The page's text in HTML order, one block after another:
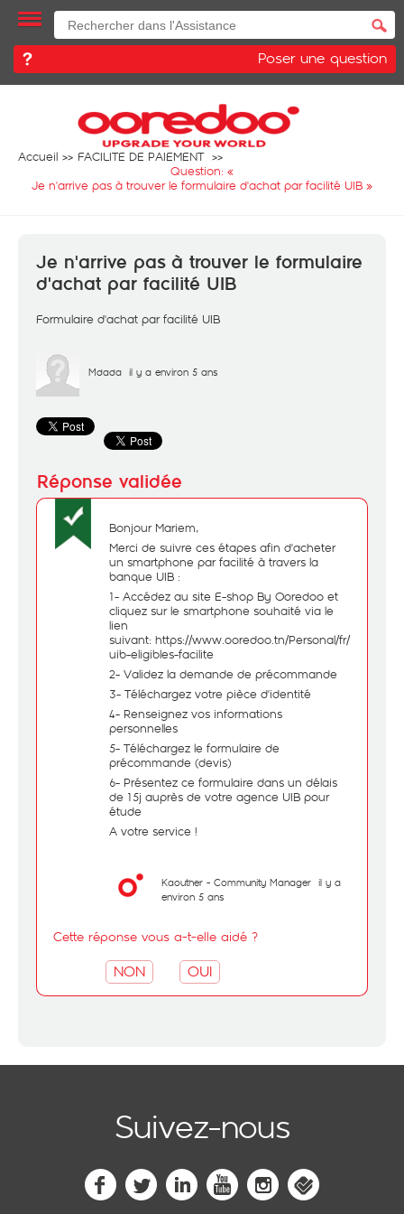
Poser une question
Accueil
FACILITE DE PAIEMENT
Question: «
Je n'arrive pas à trouver le formulaire d'achat par facilité UIB »
Je n'arrive pas à trouver le formulaire
d'achat par facilité UIB
Formulaire d'achat par facilité UIB
Mdada il y a environ 5 ans
Bonjour Mariem,
Merci de suivre ces étapes afin d'acheter
un smartphone par facilité à travers la
banque UIB :
1- Accédez au site E-shop By Ooredoo et
cliquez sur le smartphone souhaité via le
lien
suivant: https://www.ooredoo.tn/Personal/fr/138-
uib-eligibles-facilite
2- Validez la demande de précommande
3- Téléchargez votre pièce d'identité
4- Renseignez vos informations
personnelles
5- Téléchargez le formulaire de
précommande (devis)
6- Présentez ce formulaire dans un délais
de 15j auprès de votre agence UIB pour
étude
A votre service !
Kaouther - Community Manager il y a
environ 5 ans
Cette réponse vous a-t-elle aidé ?
NON OUI
Suivez-nous